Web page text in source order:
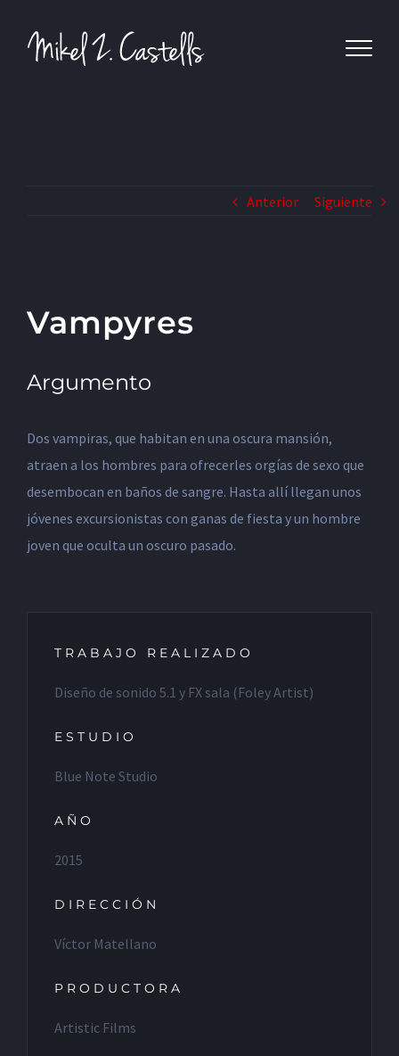
Anterior Siguiente
Vampyres
Argumento
Dos vampiras, que habitan en una oscura mansión,
atraen a los hombres para ofrecerles orgías de sexo que
desembocan en baños de sangre. Hasta allí llegan unos
jóvenes excursionistas con ganas de fiesta y un hombre
joven que oculta un oscuro pasado.
TRABAJO REALIZADO
Diseño de sonido 5.1 y FX sala (Foley Artist)
ESTUDIO
Blue Note Studio
AÑO
2015
DIRECCIÓN
Víctor Matellano
PRODUCTORA
Artistic Films